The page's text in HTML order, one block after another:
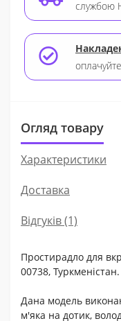
службою
Огляд товару
Характеристики
Доставка
Відгуків (1)
Простирадло для
00738, Туркменістан.
Дана модель
м'яка на дотик,